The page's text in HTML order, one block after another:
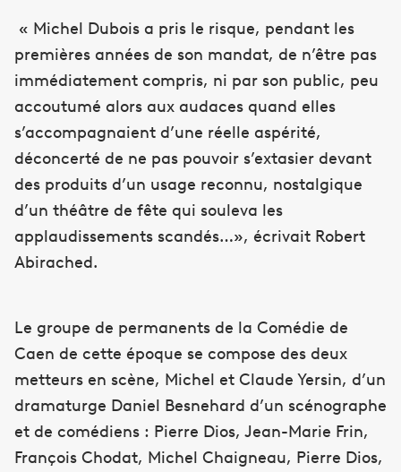
« Michel Dubois a pris le risque, pendant les
premières années de son mandat, de n’être pas
immédiatement compris, ni par son public, peu
accoutumé alors aux audaces quand elles
s’accompagnaient d’une réelle aspérité,
déconcerté de ne pas pouvoir s’extasier devant
des produits d’un usage reconnu, nostalgique
d’un théâtre de fête qui souleva les
applaudissements scandés…», écrivait Robert
Abirached.
Le groupe de permanents de la Comédie de
Caen de cette époque se compose des deux
metteurs en scène, Michel et Claude Yersin, d’un
dramaturge Daniel Besnehard d’un scénographe
et de comédiens : Pierre Dios, Jean-Marie Frin,
François Chodat, Michel Chaigneau, Pierre Dios,